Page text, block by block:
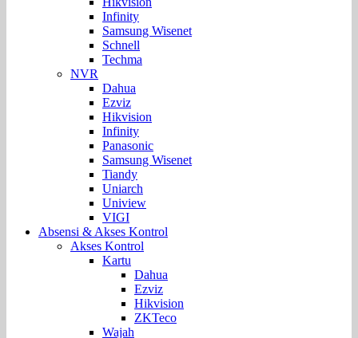
Infinity
Samsung Wisenet
Schnell
Techma
NVR
Dahua
Ezviz
Hikvision
Infinity
Panasonic
Samsung Wisenet
Tiandy
Uniarch
Uniview
VIGI
Absensi & Akses Kontrol
Akses Kontrol
Kartu
Dahua
Ezviz
Hikvision
ZKTeco
Wajah